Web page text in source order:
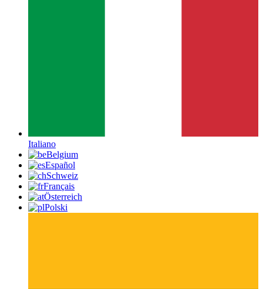
Italiano
Belgium
Español
Schweiz
Français
Österreich
Polski